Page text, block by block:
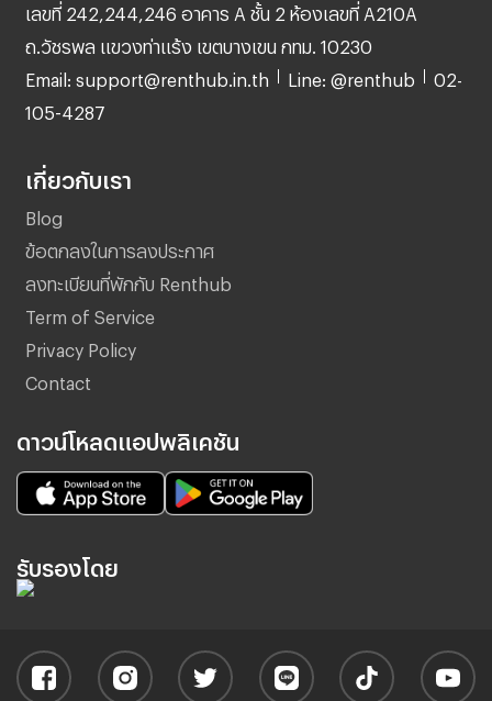
เลขที่ 242,244,246 อาคาร A ชั้น 2 ห้องเลขที่ A210A
ถ.วัชรพล แขวงท่าแร้ง เขตบางเขน กทม. 10230
Email: support@renthub.in.th Line: @renthub 02-
105-4287
เกี่ยวกับเรา
Blog
ข้อตกลงในการลงประกาศ
ลงทะเบียนที่พักกับ Renthub
Term of Service
Privacy Policy
Contact
ดาวน์โหลดแอปพลิเคชัน
รับรองโดย